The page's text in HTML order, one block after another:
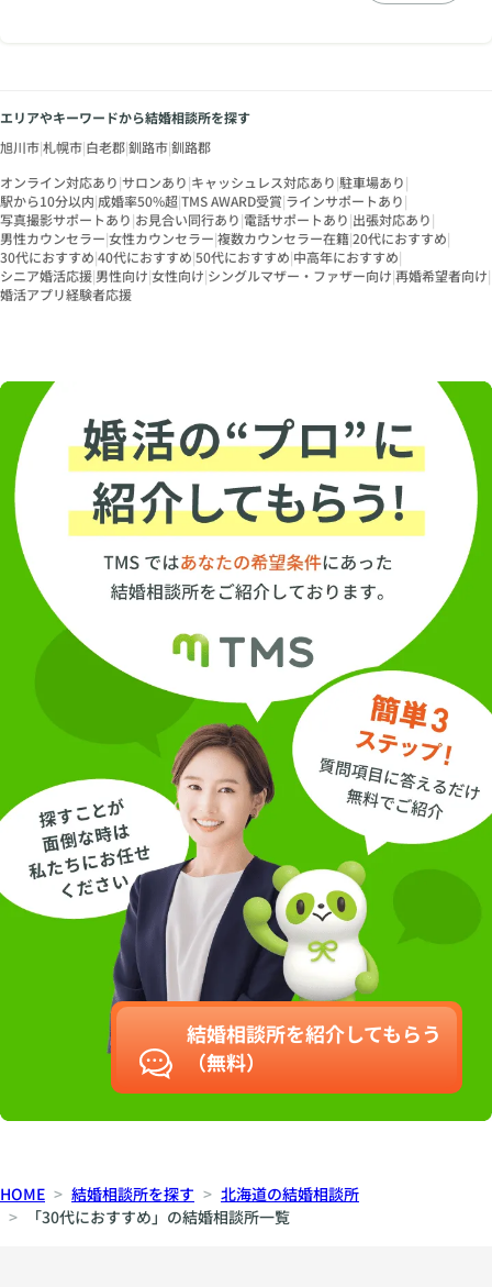
エリアやキーワードから結婚相談所を探す
旭川市|札幌市|白老郡|釧路市|釧路郡
オンライン対応あり|サロンあり|キャッシュレス対応あり|駐車場あり|
駅から10分以内|成婚率50%超|TMS AWARD受賞|ラインサポートあり|
写真撮影サポートあり|お見合い同行あり|電話サポートあり|出張対応あり|
男性カウンセラー|女性カウンセラー|複数カウンセラー在籍|20代におすすめ|
30代におすすめ|40代におすすめ|50代におすすめ|中高年におすすめ|
シニア婚活応援|男性向け|女性向け|シングルマザー・ファザー向け|再婚希望者向け|
婚活アプリ経験者応援
結婚相談所を紹介してもらう
（無料）
HOME 結婚相談所を探す
北海道の結婚相談所
「30代におすすめ」の結婚相談所一覧